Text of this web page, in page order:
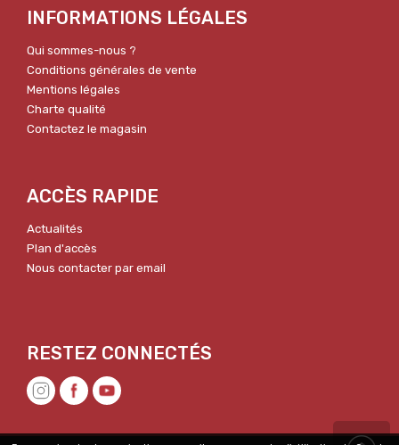
INFORMATIONS LÉGALES
Qui sommes-nous ?
Conditions générales de vente
Mentions légales
Charte qualité
Contactez le magasin
ACCÈS RAPIDE
Actualités
Plan d'accès
Nous contacter par email